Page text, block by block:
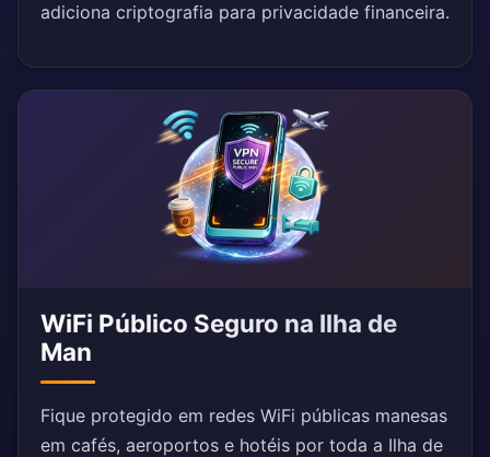
adiciona criptografia para privacidade financeira.
WiFi Público Seguro na Ilha de
Man
Fique protegido em redes WiFi públicas manesas
em cafés, aeroportos e hotéis por toda a Ilha de